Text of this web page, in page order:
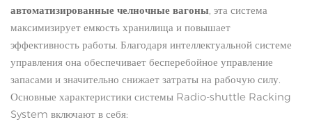
автоматизированные челночные вагоны, эта система
максимизирует емкость хранилища и повышает
эффективность работы. Благодаря интеллектуальной системе
управления она обеспечивает бесперебойное управление
запасами и значительно снижает затраты на рабочую силу.
Основные характеристики системы Radio-shuttle Racking
System включают в себя: